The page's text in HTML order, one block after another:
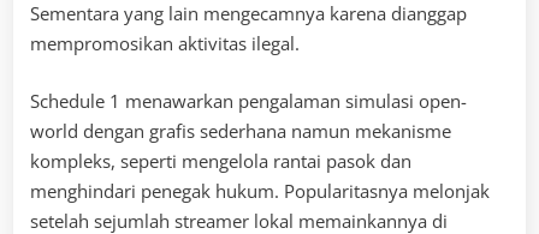
Sementara yang lain mengecamnya karena dianggap
mempromosikan aktivitas ilegal.
Schedule 1 menawarkan pengalaman simulasi open-
world dengan grafis sederhana namun mekanisme
kompleks, seperti mengelola rantai pasok dan
menghindari penegak hukum. Popularitasnya melonjak
setelah sejumlah streamer lokal memainkannya di